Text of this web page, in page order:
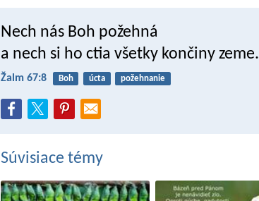
Nech nás Boh požehná
a nech si ho ctia všetky končiny zeme.
Žalm 67:8 Boh úcta požehnanie
Súvisiace témy